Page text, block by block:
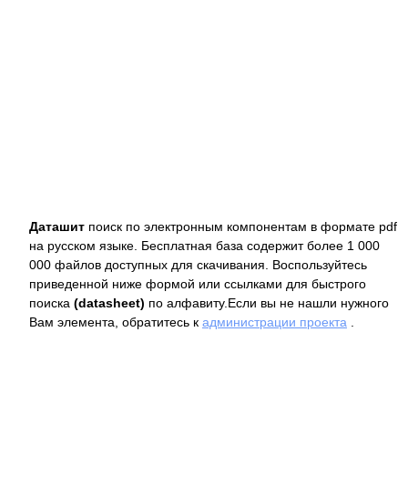
Даташит поиск по электронным компонентам в формате pdf
на русском языке. Бесплатная база содержит более 1 000
000 файлов доступных для скачивания. Воспользуйтесь
приведенной ниже формой или ссылками для быстрого
поиска (datasheet) по алфавиту.Если вы не нашли нужного
Вам элемента, обратитесь к администрации проекта